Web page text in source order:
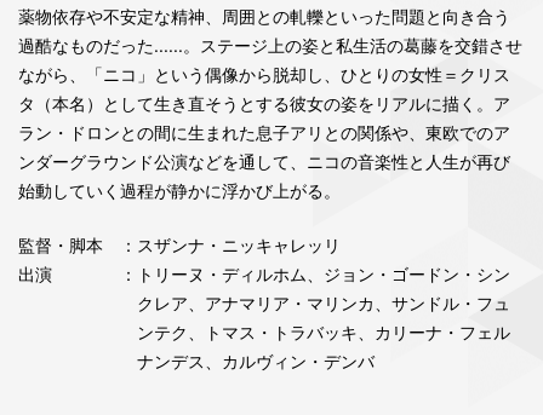
薬物依存や不安定な精神、周囲との軋轢といった問題と向き合う
過酷なものだった......。ステージ上の姿と私生活の葛藤を交錯させ
ながら、「ニコ」という偶像から脱却し、ひとりの女性＝クリス
タ（本名）として生き直そうとする彼女の姿をリアルに描く。ア
ラン・ドロンとの間に生まれた息子アリとの関係や、東欧でのア
ンダーグラウンド公演などを通して、ニコの音楽性と人生が再び
始動していく過程が静かに浮かび上がる。
監督・脚本
：スザンナ・ニッキャレッリ
出演
：トリーヌ・ディルホム、ジョン・ゴードン・シン
クレア、アナマリア・マリンカ、サンドル・フュ
ンテク、トマス・トラバッキ、カリーナ・フェル
ナンデス、カルヴィン・デンバ